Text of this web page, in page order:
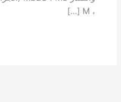
، M […]